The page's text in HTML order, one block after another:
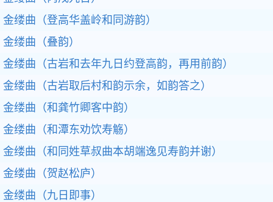
金缕曲（登高华盖岭和同游韵）
金缕曲（叠韵）
金缕曲（古岩和去年九日约登高韵，再用前韵）
金缕曲（古岩取后村和韵示余，如韵答之）
金缕曲（和龚竹卿客中韵）
金缕曲（和潭东劝饮寿觞）
金缕曲（和同姓草叔曲本胡端逸见寿韵并谢）
金缕曲（贺赵松庐）
金缕曲（九日即事）